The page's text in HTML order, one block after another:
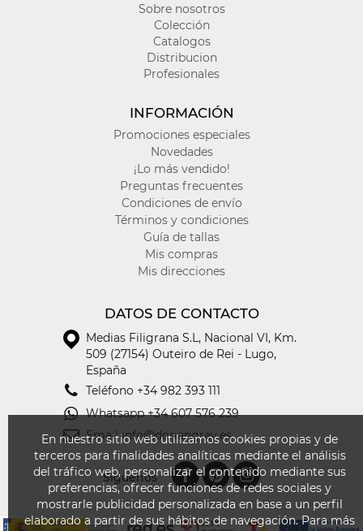
En nuestro sitio web utilizamos cookies propias y de
terceros para finalidades analíticas mediante el análisis
del tráfico web, personalizar el contenido mediante sus
preferencias, ofrecer funciones de redes sociales y
mostrarle publicidad personalizada en base a un perfil
elaborado a partir de sus hábitos de navegación. Para más
Sobre nosotros
Colección
Catalogos
Distribucion
Profesionales
INFORMACIÓN
Promociones especiales
Novedades
¡Lo más vendido!
Preguntas frecuentes
Condiciones de envío
Términos y condiciones
Guía de tallas
Mis compras
Mis direcciones
DATOS DE CONTACTO
Medias Filigrana S.L, Nacional VI, Km.
509 (27154) Outeiro de Rei - Lugo,
España
Teléfono +34 982 393 111
Whatsapp +34 607 576 239
Email info@doriangray.es
Síguenos